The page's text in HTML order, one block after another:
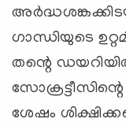
ഗാന്ധിയുടെ
തന്റെ
ശേഷം